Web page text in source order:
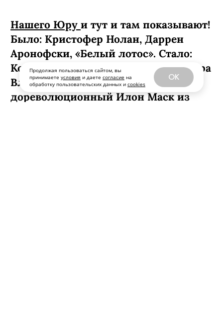
Продолжая пользоваться сайтом, вы
принимаете условия и даете согласие на
обработку пользовательских данных и cookies
OK
Нашего Юру и тут и там показывают!
Было: Кристофер Нолан, Даррен
Аронофски, «Белый лотос». Стало:
Колокольников (по версии режиссера
Владимира Беседина) —
дореволюционный Илон Маск из